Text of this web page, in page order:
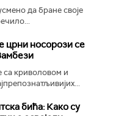
да бране своје
црни носорози се
са криволовом и
бића: Како су